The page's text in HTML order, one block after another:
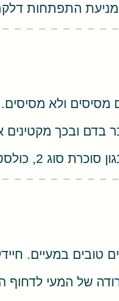
התפתחות
מסיסים ולא
ובכך מקטינים
הכרחית בטיפול בתסמונת המטבולית.
טובים במעיים.
של המעי